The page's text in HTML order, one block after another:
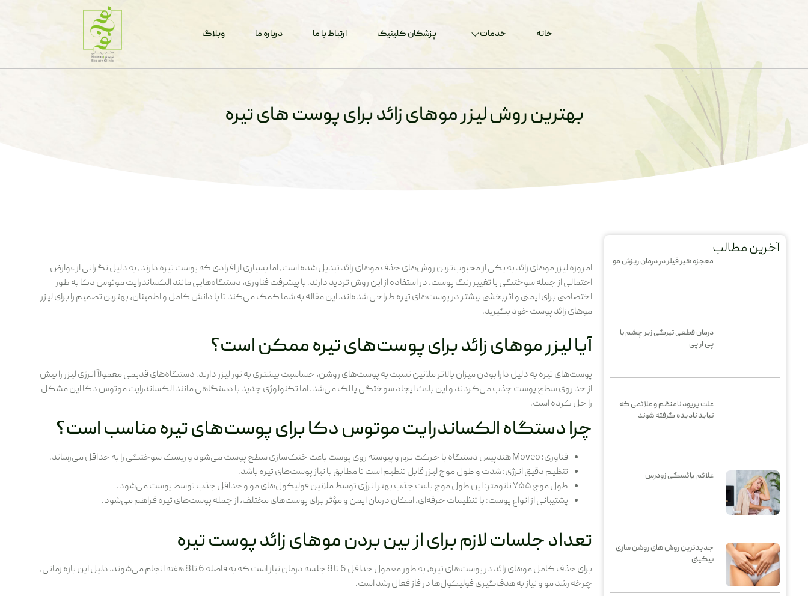
خانه خدمات پزشکان کلینیک ارتباط با ما درباره ما وبلاگ
بهترین روش لیزر موهای زائد برای پوست های تیره
آخرین مطالب
معجزه هیر فیلر در درمان ریزش مو
درمان قطعی تیرگی زیر چشم با
پی ار پی
علت پریود نامنظم و علائمی که
نباید نادیده گرفته شوند
علائم یائسگی زودرس
جدیدترین روش های روشن سازی
بیکینی
امروزه لیزر موهای زائد به یکی از محبوب‌ترین روش‌های حذف موهای زائد تبدیل شده است، اما بسیاری از افرادی که پوست تیره دارند، به دلیل نگرانی از عوارض
احتمالی از جمله سوختگی یا تغییر رنگ پوست، در استفاده از این روش تردید دارند. با پیشرفت فناوری، دستگاه‌هایی مانند الکساندرایت موتوس دکا به طور
اختصاصی برای ایمنی و اثربخشی بیشتر در پوست‌های تیره طراحی شده‌اند. این مقاله به شما کمک می‌کند تا با دانش کامل و اطمینان، بهترین تصمیم را برای لیزر
موهای زائد پوست خود بگیرید.
آیا لیزر موهای زائد برای پوست‌های تیره ممکن است؟
پوست‌های تیره به دلیل دارا بودن میزان بالاتر ملانین نسبت به پوست‌های روشن، حساسیت بیشتری به نور لیزر دارند. دستگاه‌های قدیمی معمولاً انرژی لیزر را بیش
از حد روی سطح پوست جذب می‌کردند و این باعث ایجاد سوختگی یا لک می‌شد. اما تکنولوژی جدید با دستگاهی مانند الکساندرایت موتوس دکا این مشکل
را حل کرده است.
چرا دستگاه الکساندرایت موتوس دکا برای پوست‌های تیره مناسب است؟
فناوری:Moveo هندپیس دستگاه با حرکت نرم و پیوسته روی پوست باعث خنک‌سازی سطح پوست می‌شود و ریسک سوختگی را به حداقل می‌رساند.
تنظیم دقیق انرژی: شدت و طول موج لیزر قابل تنظیم است تا مطابق با نیاز پوست‌های تیره باشد.
طول موج ۷۵۵ نانومتر: این طول موج باعث جذب بهتر انرژی توسط ملانین فولیکول‌های مو و حداقل جذب توسط پوست می‌شود.
پشتیبانی از انواع پوست: با تنظیمات حرفه‌ای، امکان درمان ایمن و مؤثر برای پوست‌های مختلف، از جمله پوست‌های تیره فراهم می‌شود.
تعداد جلسات لازم برای از بین بردن موهای زائد پوست تیره
برای حذف کامل موهای زائد در پوست‌های تیره، به طور معمول حداقل 6 تا 8 جلسه درمان نیاز است که به فاصله 6 تا 8 هفته انجام می‌شوند. دلیل این بازه زمانی،
چرخه رشد مو و نیاز به هدف‌گیری فولیکول‌ها در فاز فعال رشد است.